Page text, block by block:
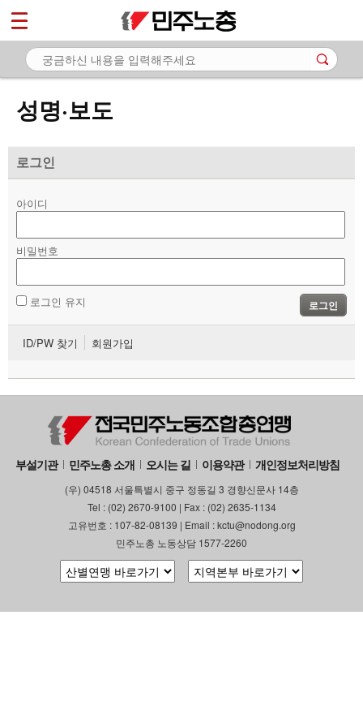
성명·보도
로그인
아이디
비밀번호
로그인 유지 로그인
ID/PW 찾기 회원가입
부설기관 민주노총 소개 오시는 길 이용약관 개인정보처리방침
(우) 04518 서울특별시 중구 정동길 3 경향신문사 14층
Tel : (02) 2670-9100 | Fax : (02) 2635-1134
고유번호 : 107-82-08139 | Email : kctu@nodong.org
민주노총 노동상담 1577-2260
마이페이지
소개
- 공지사항
- 성명·보도
자료
부설기관
업무